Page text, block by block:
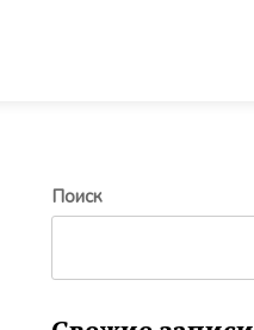
Поиск